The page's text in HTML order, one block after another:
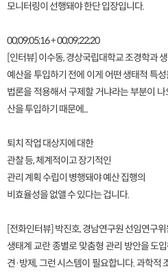
모니터링이 선행돼야 한단 입장입니다.
00;09;05;16 + 00;09;22;20
[인터뷰] 이수동, 경상국립대학교 조경학과
예산을 투입하기 전에 이게 어떤 생태적 특
법론을 적용해서 구제할 거냐라는 부분이
산을 투입하기 때문에...
퇴치 작업 대상지에 대한
관찰 등, 체계적이고 장기적인
관리 계획 수립이 병행돼야 예산 집행의
비효율성을 없앨 수 있다는 겁니다.
[전화인터뷰] 박진호, 경남연구원 선임연구위
생태계 교란 종별로 맞춤형 관리 방안을 도
견·방제, 그런 시스템이 필요합니다. 과학적